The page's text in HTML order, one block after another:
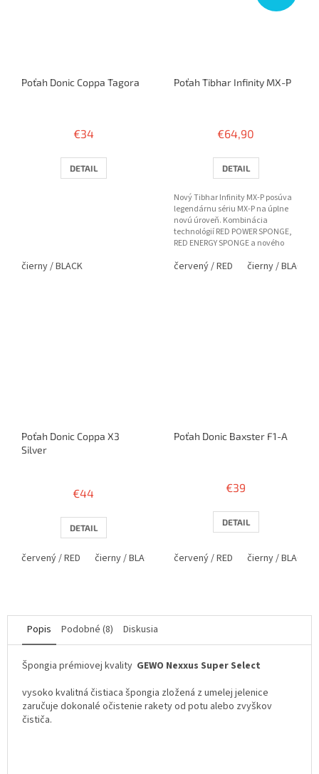
Poťah Donic Coppa Tagora
€34
DETAIL
čierny / BLACK
Poťah Tibhar Infinity MX-P
€64,90
DETAIL
Nový Tibhar Infinity MX-P posúva
legendárnu sériu MX-P na úplne
novú úroveň. Kombinácia
technológií RED POWER SPONGE,
RED ENERGY SPONGE a nového
PRO...
červený / RED čierny / BLACK
Poťah Donic Coppa X3
Silver
produktu
5,0
z
hviezdičiek.
€44
DETAIL
červený / RED čierny / BLACK
Poťah Donic Baxster F1-A
€39
DETAIL
červený / RED čierny / BLACK
Popis Podobné (8) Diskusia
Špongia prémiovej kvality GEWO Nexxus Super Select
vysoko kvalitná čistiaca špongia zložená z umelej jelenice
zaručuje dokonalé očistenie rakety od potu alebo zvyškov
čističa.